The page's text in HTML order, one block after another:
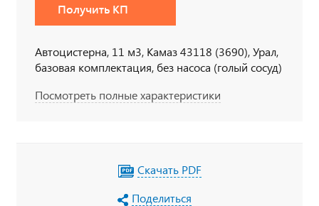
Получить КП
Автоцистерна, 11 м3, Камаз 43118 (3690), Урал,
базовая комплектация, без насоса (голый сосуд)
Посмотреть полные характеристики
Скачать PDF
Поделиться